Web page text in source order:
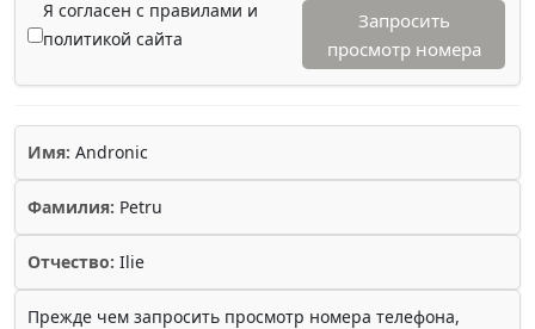
Я согласен с правилами и
политикой сайта
Запросить
просмотр номера
Имя: Andronic
Фамилия: Petru
Отчество: Ilie
Прежде чем запросить просмотр номера телефона,